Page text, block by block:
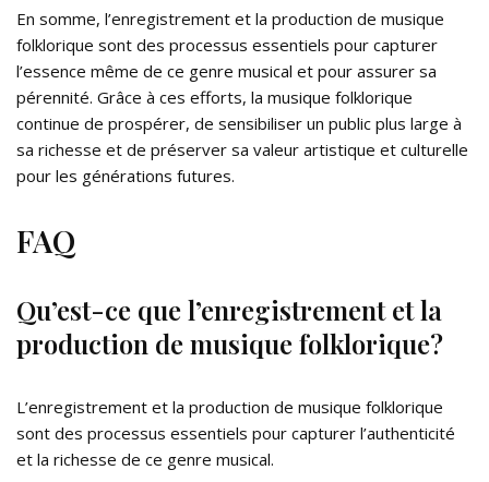
En somme, l’enregistrement et la production de musique
folklorique sont des processus essentiels pour capturer
l’essence même de ce genre musical et pour assurer sa
pérennité. Grâce à ces efforts, la musique folklorique
continue de prospérer, de sensibiliser un public plus large à
sa richesse et de préserver sa valeur artistique et culturelle
pour les générations futures.
FAQ
Qu’est-ce que l’enregistrement et la
production de musique folklorique?
L’enregistrement et la production de musique folklorique
sont des processus essentiels pour capturer l’authenticité
et la richesse de ce genre musical.